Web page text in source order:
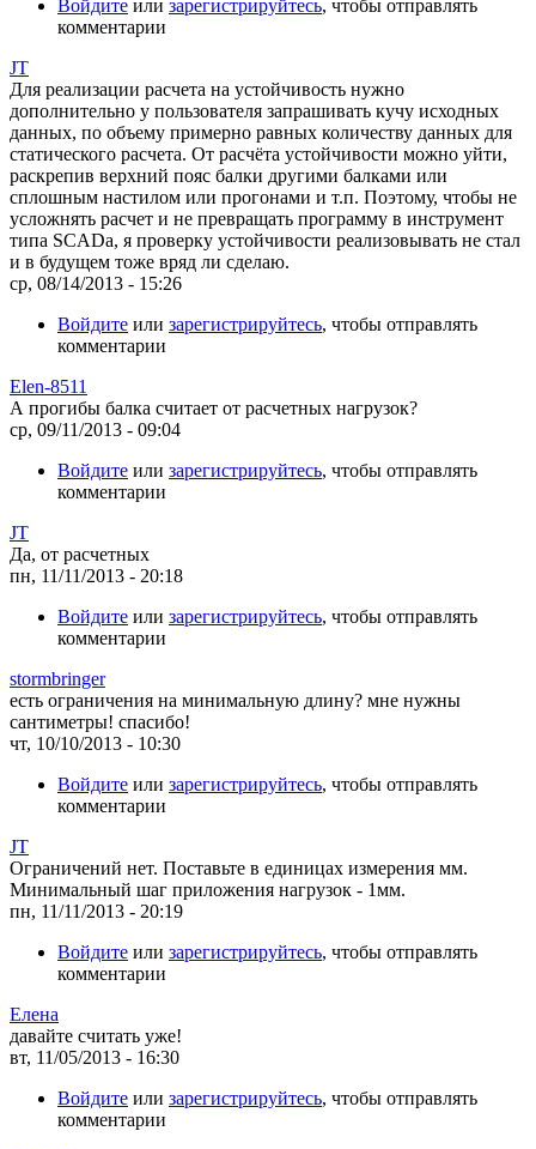
Войдите или зарегистрируйтесь, чтобы отправлять
комментарии
JT
Для реализации расчета на устойчивость нужно
дополнительно у пользователя запрашивать кучу исходных
данных, по объему примерно равных количеству данных для
статического расчета. От расчёта устойчивости можно уйти,
раскрепив верхний пояс балки другими балками или
сплошным настилом или прогонами и т.п. Поэтому, чтобы не
усложнять расчет и не превращать программу в инструмент
типа SCADa, я проверку устойчивости реализовывать не стал
и в будущем тоже вряд ли сделаю.
ср, 08/14/2013 - 15:26
Войдите или зарегистрируйтесь, чтобы отправлять
комментарии
Elen-8511
А прогибы балка считает от расчетных нагрузок?
ср, 09/11/2013 - 09:04
Войдите или зарегистрируйтесь, чтобы отправлять
комментарии
JT
Да, от расчетных
пн, 11/11/2013 - 20:18
Войдите или зарегистрируйтесь, чтобы отправлять
комментарии
stormbringer
есть ограничения на минимальную длину? мне нужны
сантиметры! спасибо!
чт, 10/10/2013 - 10:30
Войдите или зарегистрируйтесь, чтобы отправлять
комментарии
JT
Ограничений нет. Поставьте в единицах измерения мм.
Минимальный шаг приложения нагрузок - 1мм.
пн, 11/11/2013 - 20:19
Войдите или зарегистрируйтесь, чтобы отправлять
комментарии
Елена
давайте считать уже!
вт, 11/05/2013 - 16:30
Войдите или зарегистрируйтесь, чтобы отправлять
комментарии